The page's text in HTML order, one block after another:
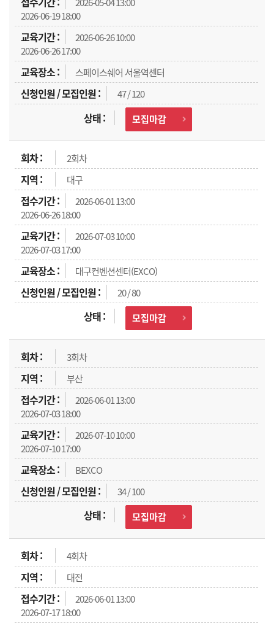
2026-06-19 18:00
2026-06-26 10:00
2026-06-26 17:00
스페이스쉐어 서울역센터
47 / 120
모집마감
2회차
대구
2026-06-01 13:00
2026-06-26 18:00
2026-07-03 10:00
2026-07-03 17:00
대구컨벤션센터(EXCO)
20 / 80
모집마감
3회차
부산
2026-06-01 13:00
2026-07-03 18:00
2026-07-10 10:00
2026-07-10 17:00
BEXCO
34 / 100
모집마감
4회차
대전
2026-06-01 13:00
2026-07-17 18:00